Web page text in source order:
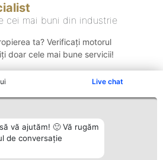
Live chat
vă ajutăm! 🙂 Vă rugăm
de conversație
cei mai buni din industrie
ta? Verificați motorul
doar cele mai bune servicii!